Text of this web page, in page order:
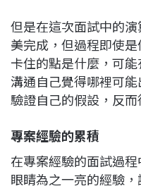
但是在這次面試中的
美完成，但過程即使
卡住的點是什麼，可
溝通自己覺得哪裡可
驗證自己的假設，反而
專案經驗的累積
在專案經驗的面試過
眼睛為之一亮的經驗